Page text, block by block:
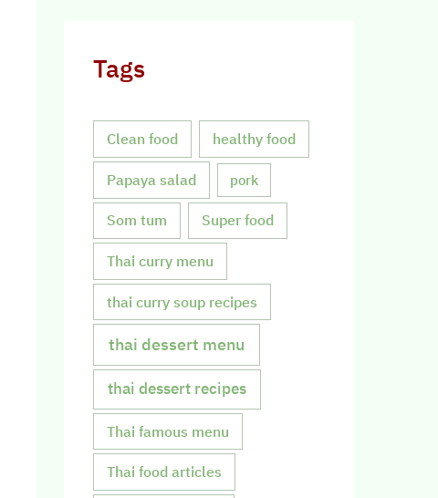
Tags
Clean food healthy food
Papaya salad pork
Som tum Super food
Thai curry menu
thai curry soup recipes
thai dessert menu
thai dessert recipes
Thai famous menu
Thai food articles